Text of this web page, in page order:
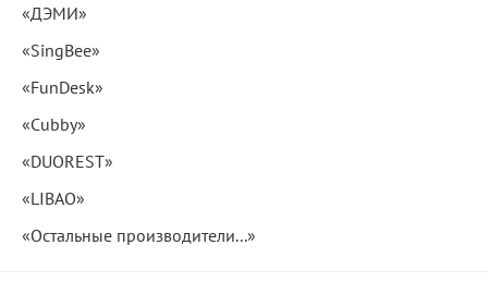
«ДЭМИ»
«SingBee»
«FunDesk»
«Cubby»
«DUOREST»
«LIBAO»
«Остальные производители...»